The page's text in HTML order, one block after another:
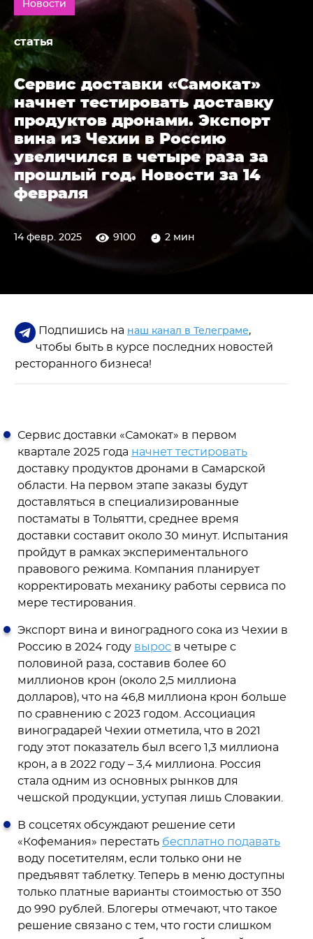
Новости
статья
Сервис доставки «Самокат»
начнет тестировать доставку
продуктов дронами. Экспорт
вина из Чехии в Россию
увеличился в четыре раза за
прошлый год. Новости за 14
февраля
14 февр. 2025 9100 2 мин
Подпишись на наш канал в Телеграме,
чтобы быть в курсе последних новостей
ресторанного бизнеса!
Сервис доставки «Самокат» в первом
квартале 2025 года начнет тестировать
доставку продуктов дронами в Самарской
области. На первом этапе заказы будут
доставляться в специализированные
постаматы в Тольятти, среднее время
доставки составит около 30 минут. Испытания
пройдут в рамках экспериментального
правового режима. Компания планирует
корректировать механику работы сервиса по
мере тестирования.
Экспорт вина и виноградного сока из Чехии в
Россию в 2024 году вырос в четыре с
половиной раза, составив более 60
миллионов крон (около 2,5 миллиона
долларов), что на 46,8 миллиона крон больше
по сравнению с 2023 годом. Ассоциация
виноградарей Чехии отметила, что в 2021
году этот показатель был всего 1,3 миллиона
крон, а в 2022 году – 3,4 миллиона. Россия
стала одним из основных рынков для
чешской продукции, уступая лишь Словакии.
В соцсетях обсуждают решение сети
«Кофемания» перестать бесплатно подавать
воду посетителям, если только они не
предъявят таблетку. Теперь в меню доступны
только платные варианты стоимостью от 350
до 990 рублей. Блогеры отмечают, что такое
решение связано с тем, что гости слишком